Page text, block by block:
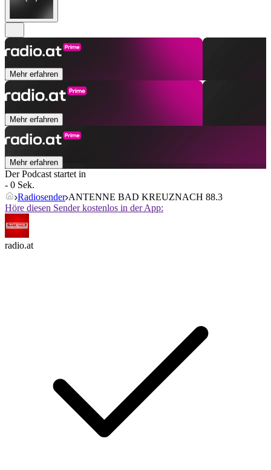
Mehr erfahren
Mehr erfahren
Mehr erfahren
Der Podcast startet in
- 0 Sek.
Radiosender ANTENNE BAD KREUZNACH 88.3
Höre diesen Sender kostenlos in der App:
radio.at